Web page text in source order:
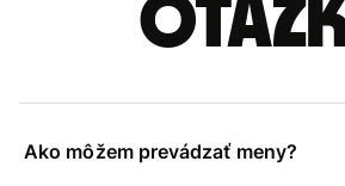
Ako môžem prevádzať meny?